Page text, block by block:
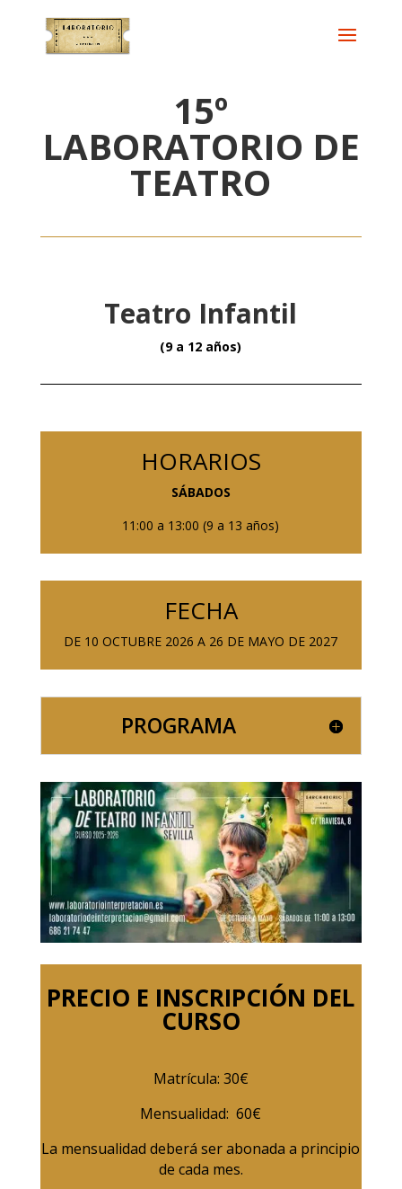
15º
LABORATORIO DE
TEATRO
Teatro Infantil
(9 a 12 años)
HORARIOS
SÁBADOS
11:00 a 13:00 (9 a 13 años)
FECHA
DE 10 OCTUBRE 2026 A 26 DE MAYO DE 2027
PROGRAMA
PRECIO E INSCRIPCIÓN DEL
CURSO
Matrícula: 30€
Mensualidad: 60€
La mensualidad deberá ser abonada a principio
de cada mes.